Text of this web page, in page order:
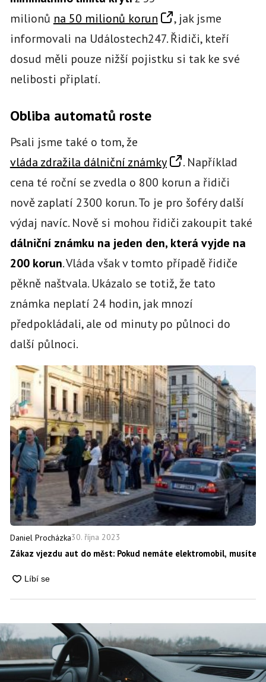
milionů na 50 milionů korun
, jak jsme
informovali na Událostech247. Řidiči, kteří
dosud měli pouze nižší pojistku si tak ke své
nelibosti připlatí.
Obliba automatů roste
Psali jsme také o tom, že
vláda zdražila dálniční známky
. Například
cena té roční se zvedla o 800 korun a řidiči
nově zaplatí 2300 korun. To je pro šoféry další
výdaj navíc. Nově si mohou řidiči zakoupit také
dálniční známku na jeden den, která vyjde na
200 korun. Vláda však v tomto případě řidiče
pěkně naštvala. Ukázalo se totiž, že tato
známka neplatí 24 hodin, jak mnozí
předpokládali, ale od minuty po půlnoci do
další půlnoci.
Daniel Procházka30. října 2023
Zákaz vjezdu aut do měst: Pokud nemáte elektromobil, musíte